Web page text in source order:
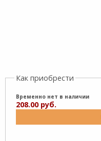
Как приобрести
Временно нет в наличии
208.00 руб.